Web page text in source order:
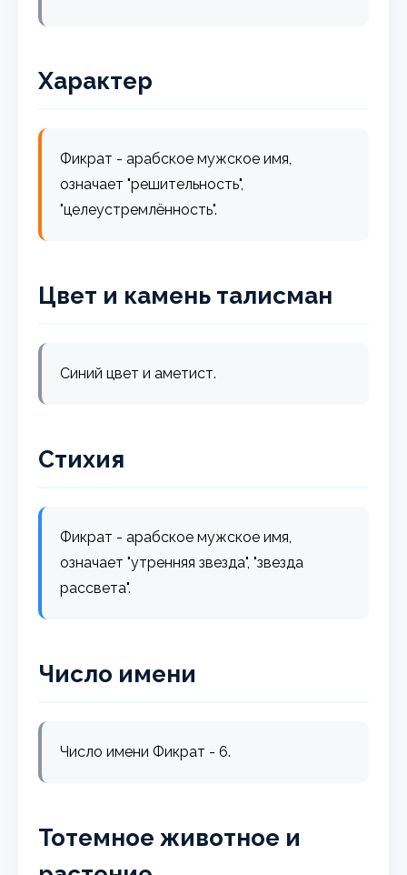
Характер
Фикрат - арабское мужское имя,
означает "решительность",
"целеустремлённость".
Цвет и камень талисман
Синий цвет и аметист.
Стихия
Фикрат - арабское мужское имя,
означает "утренняя звезда", "звезда
рассвета".
Число имени
Число имени Фикрат - 6.
Тотемное животное и